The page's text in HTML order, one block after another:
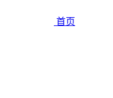
首页